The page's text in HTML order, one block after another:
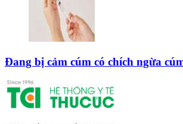
Đang bị cảm cúm có chích ngừa